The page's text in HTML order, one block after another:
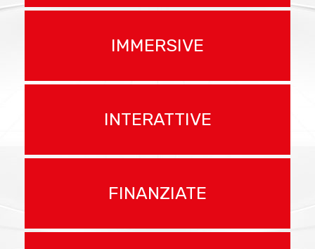
IMMERSIVE
esperienza
virtuale
INTERATTIVE
FINANZIATE
contributi a fondo
perduto